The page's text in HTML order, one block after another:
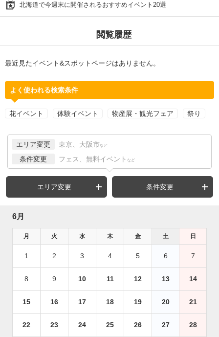
北海道で今週末に開催されるおすすめイベント20選
閲覧履歴
最近見たイベント&スポットページはありません。
よく使われる検索条件
花イベント 体験イベント 物産展・観光フェア 祭り
エリア変更 東京、大阪市 など
条件変更 フェス、無料イベント など
エリア変更 条件変更
6月
月 火 水 木 金 土 日
1 2 3 4 5 6 7
8 9 10 11 12 13 14
15 16 17 18 19 20 21
22 23 24 25 26 27 28